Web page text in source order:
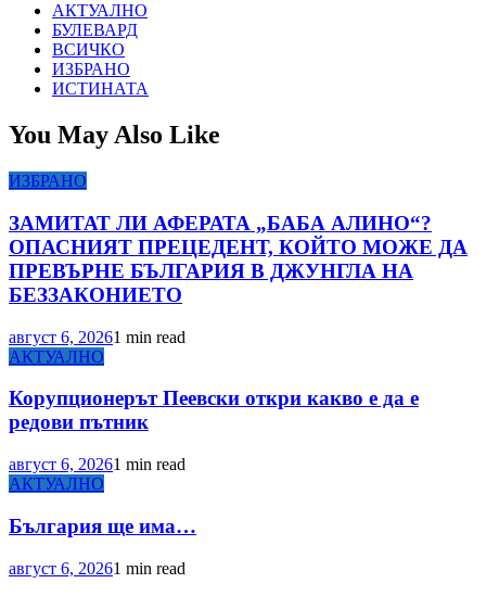
АКТУАЛНО
БУЛЕВАРД
ВСИЧКО
ИЗБРАНО
ИСТИНАТА
You May Also Like
ИЗБРАНО
ЗАМИТАТ ЛИ АФЕРАТА „БАБА АЛИНО“?
ОПАСНИЯТ ПРЕЦЕДЕНТ, КОЙТО МОЖЕ ДА
ПРЕВЪРНЕ БЪЛГАРИЯ В ДЖУНГЛА НА
БЕЗЗАКОНИЕТО
август 6, 20261 min read
АКТУАЛНО
Корупционерът Пеевски откри какво е да е
редови пътник
август 6, 20261 min read
АКТУАЛНО
България ще има…
август 6, 20261 min read